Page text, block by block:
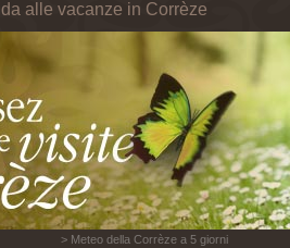
alle vacanze in Corrèze
> Meteo della Corrèze a 5 giorni